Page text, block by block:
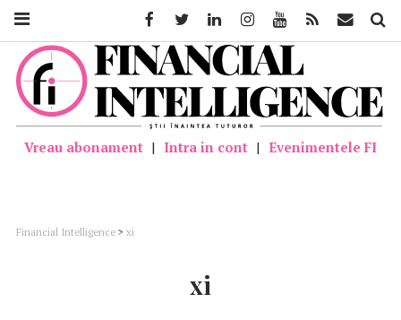
Vreau abonament | Intra in cont | Evenimentele FI
Financial Intelligence > xi
xi
FacebookTwitter LinkedinInstagramYoutube Feed Mail